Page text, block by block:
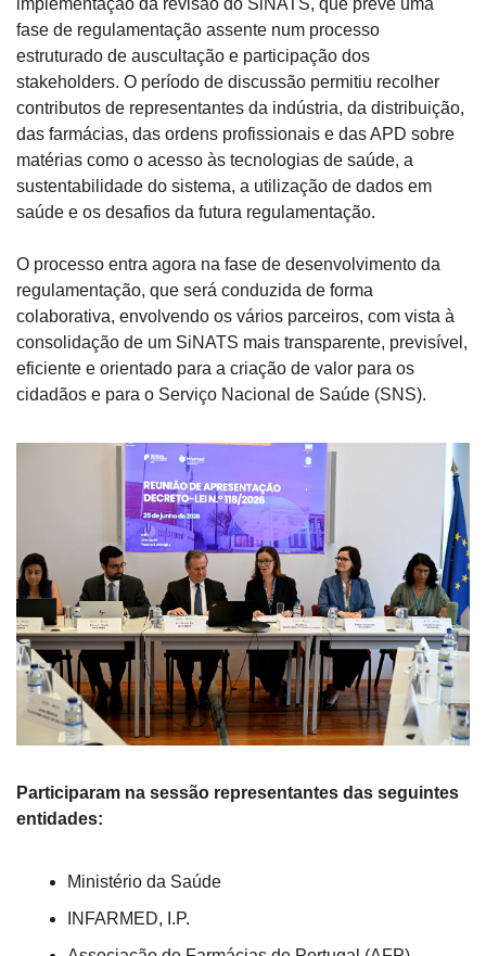
fase de regulamentação assente num processo
estruturado de auscultação e participação dos
stakeholders. O período de discussão permitiu recolher
contributos de representantes da indústria, da distribuição,
das farmácias, das ordens profissionais e das APD sobre
matérias como o acesso às tecnologias de saúde, a
sustentabilidade do sistema, a utilização de dados em
saúde e os desafios da futura regulamentação.
O processo entra agora na fase de desenvolvimento da
regulamentação, que será conduzida de forma
colaborativa, envolvendo os vários parceiros, com vista à
consolidação de um SiNATS mais transparente, previsível,
eficiente e orientado para a criação de valor para os
cidadãos e para o Serviço Nacional de Saúde (SNS).
Participaram na sessão representantes das seguintes
entidades:
Ministério da Saúde
INFARMED, I.P.